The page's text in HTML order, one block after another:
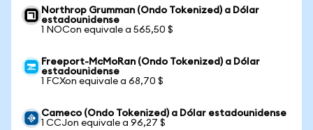
Northrop Grumman (Ondo Tokenized) a Dólar
estadounidense
1 NOCon equivale a 565,50 $
Freeport-McMoRan (Ondo Tokenized) a Dólar
estadounidense
1 FCXon equivale a 68,70 $
Cameco (Ondo Tokenized) a Dólar estadounidense
1 CCJon equivale a 96,27 $